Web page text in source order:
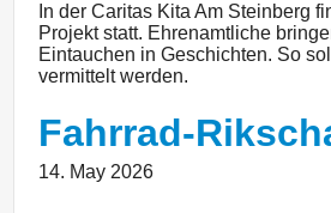
In der Caritas Kita Am Steinberg
Projekt statt. Ehrenamtliche
Eintauchen in Geschichten. So
vermittelt werden.
Fahrrad-
14. May 2026